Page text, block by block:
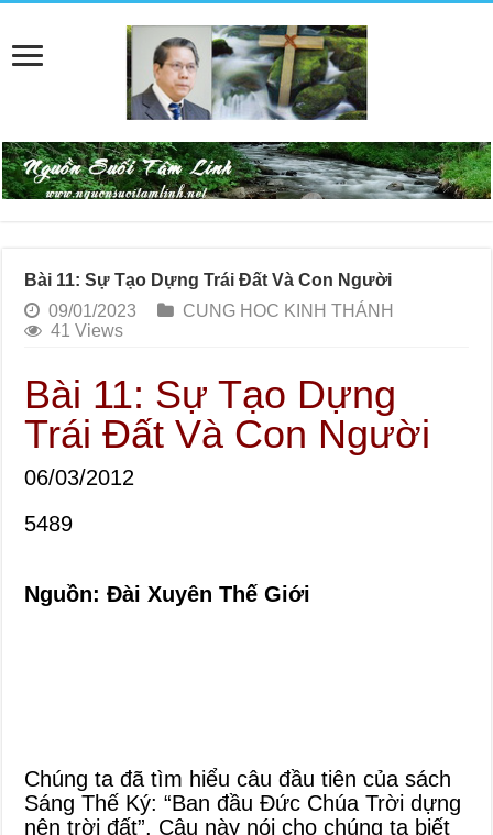
Bài 11: Sự Tạo Dựng Trái Đất Và Con Người
09/01/2023
CUNG HOC KINH THÁNH
41 Views
Bài 11: Sự Tạo Dựng
Trái Đất Và Con Người
06/03/2012
5489
Nguồn: Đài Xuyên Thế Giới
Chúng ta đã tìm hiểu câu đầu tiên của sách
Sáng Thế Ký: “Ban đầu Đức Chúa Trời dựng
nên trời đất”. Câu này nói cho chúng ta biết